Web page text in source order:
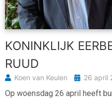
KONINKLIJK
RUUD
Koen van Keulen 26 april
Op woensdag 26 april heeft